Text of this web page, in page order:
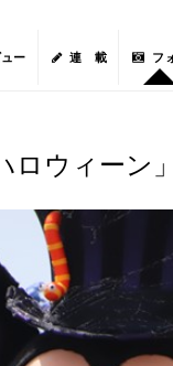
ー 連 載 フ
ウィーン